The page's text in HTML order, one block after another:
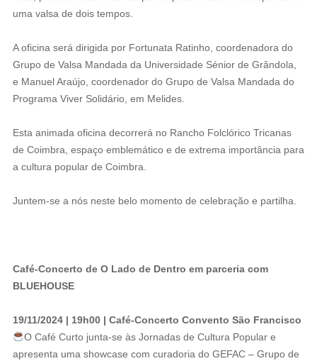
uma valsa de dois tempos.
A oficina será dirigida por Fortunata Ratinho, coordenadora do
Grupo de Valsa Mandada da Universidade Sénior de Grândola,
e Manuel Araújo, coordenador do Grupo de Valsa Mandada do
Programa Viver Solidário, em Melides.
Esta animada oficina decorrerá no Rancho Folclórico Tricanas
de Coimbra, espaço emblemático e de extrema importância para
a cultura popular de Coimbra.
Juntem-se a nós neste belo momento de celebração e partilha.
Café-Concerto de O Lado de Dentro em parceria com
BLUEHOUSE
19/11/2024 | 19h00 | Café-Concerto Convento São Francisco
O Café Curto junta-se às Jornadas de Cultura Popular e
apresenta uma showcase com curadoria do GEFAC – Grupo de